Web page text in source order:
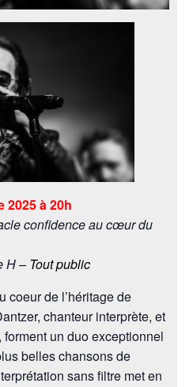
2025 à 20h
confidence au cœur du
H –Tout public
coeur de l’héritage de
chanteur interprète, et
un duo exceptionnel
belles chansons de
sans filtre met en